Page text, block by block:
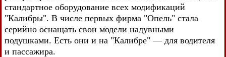
стандартное оборудование всех модификаций
"Калибры". В числе первых фирма "Опель" стала
серийно оснащать свои модели надувными
подушками. Есть они и на "Калибре" — для водителя
и пассажира.